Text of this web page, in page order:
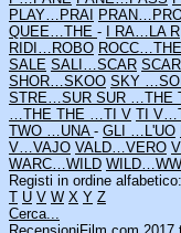
PLAY…PRAI
QUEE…THE - I RA…LA R
RIDI…ROBO ROCC…THE
SALE SALI…SCAR
SHOR…SKOO SKY
STRE…SUR SUR …THE
…THE THE …TI V TI
TWO …UNA - GLI …L'UO
V…VAJO VALD…VERO
WARC…WILD
Registi in ordine alfabetico:
T U V W X Y Z
Cerca...